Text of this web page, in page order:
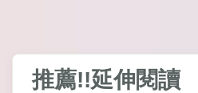
推薦!!延伸閱讀